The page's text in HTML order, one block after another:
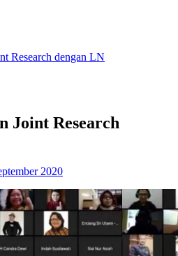
Research dengan LN
Joint Research
2020